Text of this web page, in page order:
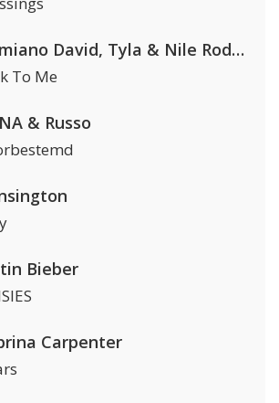
Damiano David, Tyla & Nile Rodgers
To Me
& Russo
Bieber
Carpenter